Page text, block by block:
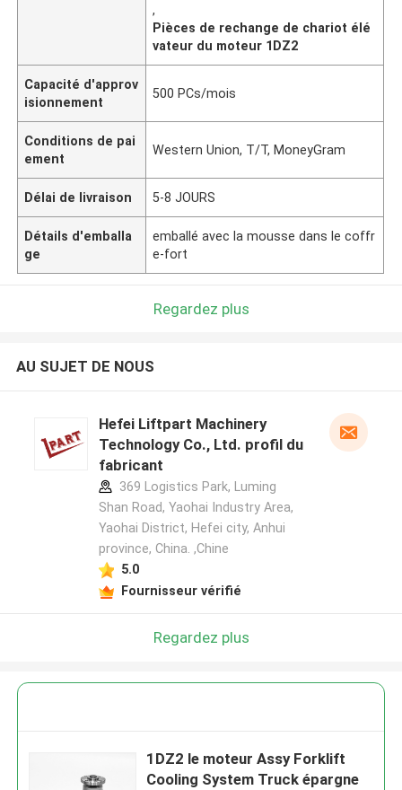
,
Pièces de rechange de chariot élé
vateur du moteur 1DZ2
Capacité d'approv
isionnement
500 PCs/mois
Conditions de pai
ement
Western Union, T/T, MoneyGram
Délai de livraison 5-8 JOURS
Détails d'emballa
ge
emballé avec la mousse dans le coffr
e-fort
Regardez plus
AU SUJET DE NOUS
Hefei Liftpart Machinery
Technology Co., Ltd. profil du
fabricant
369 Logistics Park, Luming
Shan Road, Yaohai Industry Area,
Yaohai District, Hefei city, Anhui
province, China. ,Chine
5.0
Fournisseur vérifié
Regardez plus
1DZ2 le moteur Assy Forklift
Cooling System Truck épargne